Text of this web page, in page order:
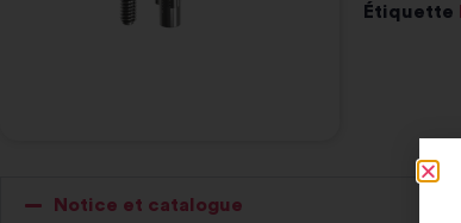
Étiquette
Notice et catalogue